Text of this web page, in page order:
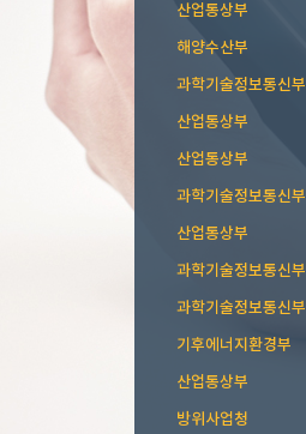
산업통상부
해양수산부
과학기술정보통신부
산업통상부
산업통상부
과학기술정보통신부
산업통상부
과학기술정보통신부
과학기술정보통신부
기후에너지환경부
산업통상부
방위사업청